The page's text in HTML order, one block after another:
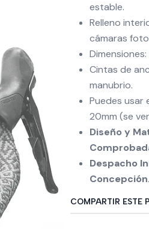
estable.
Relleno
cámaras
Dimensiones:
Cintas de
manubrio.
Puedes usar
20mm (se
Diseño y
Despacho
Concepción.
COMPARTIR ESTE